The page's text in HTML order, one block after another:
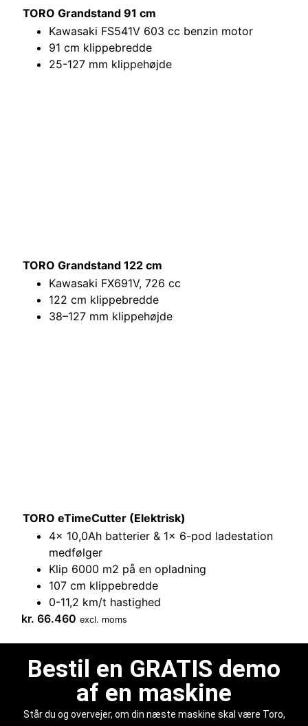
TORO Grandstand 91 cm
Kawasaki FS541V 603 cc benzin motor
91 cm klippebredde
25-127 mm klippehøjde
TORO Grandstand 122 cm
Kawasaki FX691V, 726 cc
122 cm klippebredde
38–127 mm klippehøjde
TORO eTimeCutter (Elektrisk)
4x 10,0Ah batterier & 1x 6-pod ladestation
medfølger
Klip 6000 m2 på en opladning
107 cm klippebredde
0-11,2 km/t hastighed
kr. 66.460 excl. moms
Bestil en GRATIS demo
af en maskine
Står du og overvejer, om din næste maskine skal være Toro,